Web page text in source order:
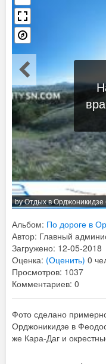
byОтдых в Орджоникидзе
Альбом: По дороге в
Автор: Главный
Загружено: 12-05-2018
Оценка: (Оценить) 0
Просмотров: 1037
Комментариев: 0
Фото сделано
Орджоникидзе в
же Кара-Даг и